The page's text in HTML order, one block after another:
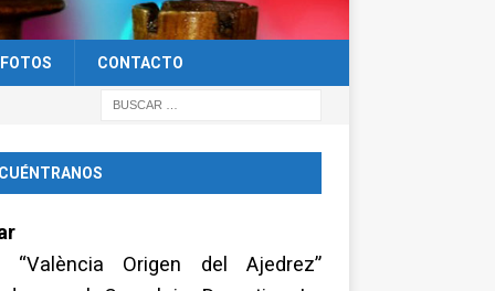
FOTOS CONTACTO
“València Origen del Ajedrez”